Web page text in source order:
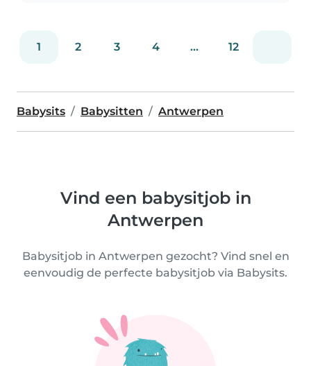
1 2 3 4 ... 12
Babysits Babysitten Antwerpen
Vind een babysitjob in
Antwerpen
Babysitjob in Antwerpen gezocht? Vind snel en
eenvoudig de perfecte babysitjob via Babysits.